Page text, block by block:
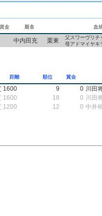
金 厩舎 血
中内田充 栗東
父スワーヴリチ
母アドマイヤキ
距離 順位 賞金
1600 9 0 川田
1600 18 0 川田
1200 12 0 中井